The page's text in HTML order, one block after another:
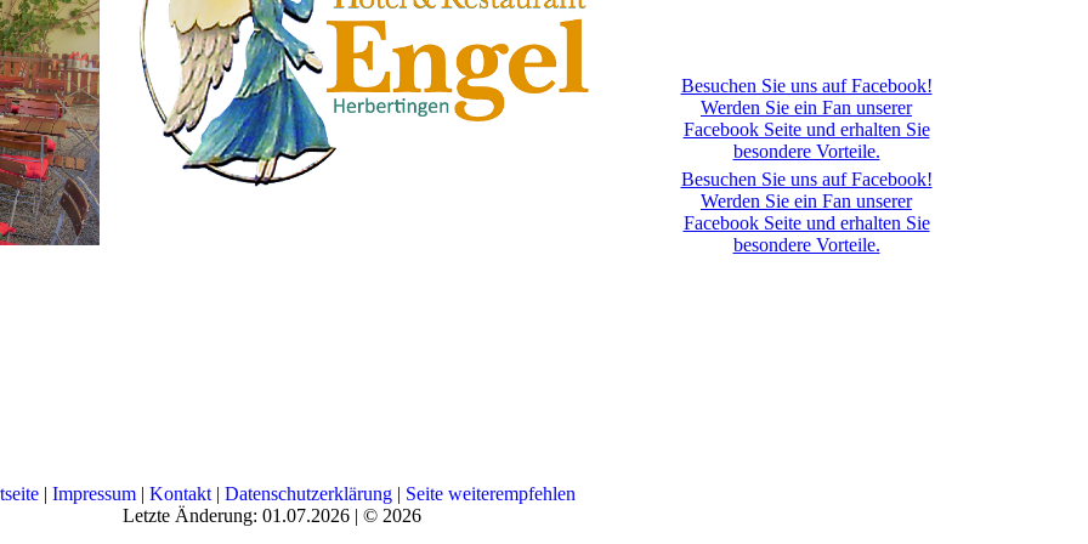
Besuchen Sie uns auf Facebook!
Werden Sie ein Fan unserer
Facebook Seite und erhalten Sie
besondere Vorteile.
Besuchen Sie uns auf Facebook!
Werden Sie ein Fan unserer
Facebook Seite und erhalten Sie
besondere Vorteile.
| Impressum| Kontakt| Datenschutzerklärung| Seite weiterempfehlen
Letzte Änderung: 01.07.2026 | © 2026